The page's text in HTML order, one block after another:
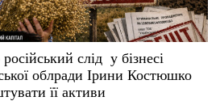
слід у бізнесі
облради Ірини Костюшко
її активи